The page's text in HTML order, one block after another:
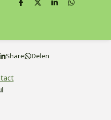
D
D
S
D
Share Delen